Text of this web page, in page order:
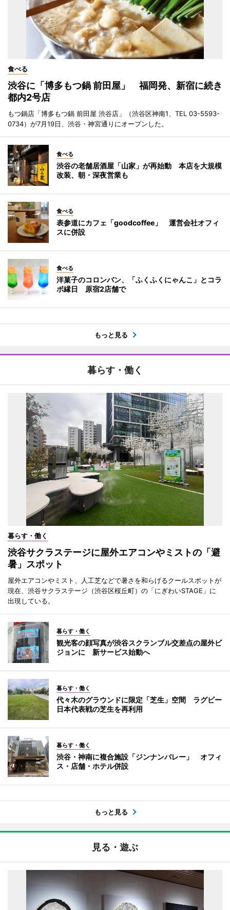
食べる
渋谷に「博多もつ鍋 前田屋」 福岡発、新宿に続き
都内2号店
もつ鍋店「博多もつ鍋 前田屋 渋谷店」（渋谷区神南1、TEL 03-5593-
0734）が7月19日、渋谷・神宮通りにオープンした。
食べる
渋谷の老舗居酒屋「山家」が再始動 本店を大規模
改装、朝・深夜営業も
食べる
表参道にカフェ「goodcoffee」 運営会社オフィ
スに併設
食べる
洋菓子のコロンバン、「ふくふくにゃんこ」とコラ
ボ縁日 原宿2店舗で
もっと見る
暮らす・働く
暮らす・働く
渋谷サクラステージに屋外エアコンやミストの「避
暑」スポット
屋外エアコンやミスト、人工芝などで暑さを和らげるクールスポットが
現在、渋谷サクラステージ（渋谷区桜丘町）の「にぎわいSTAGE」に
出現している。
暮らす・働く
観光客の顔写真が渋谷スクランブル交差点の屋外ビ
ジョンに 新サービス始動へ
暮らす・働く
代々木のグラウンドに限定「芝生」空間 ラグビー
日本代表戦の芝生を再利用
暮らす・働く
渋谷・神南に複合施設「ジンナンバレー」 オフィ
ス・店舗・ホテル併設
もっと見る
見る・遊ぶ